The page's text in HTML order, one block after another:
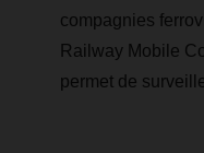
compagnies
Railway Mobile
permet de